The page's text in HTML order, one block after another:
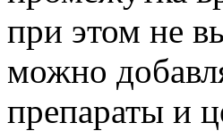
при этом не
можно
препараты и